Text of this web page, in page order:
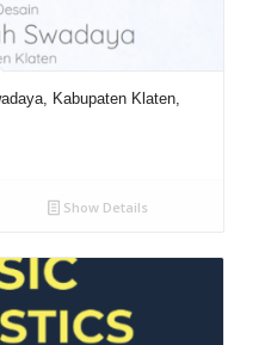
Kabupaten Klaten,
Show Details